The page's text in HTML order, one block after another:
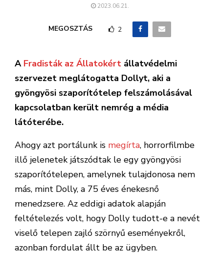
2023.06.21.
MEGOSZTÁS 2
A Fradisták az Állatokért állatvédelmi
szervezet meglátogatta Dollyt, aki a
gyöngyösi szaporítótelep felszámolásával
kapcsolatban került nemrég a média
látóterébe.
Ahogy azt portálunk is megírta, horrorfilmbe
illő jelenetek játszódtak le egy gyöngyösi
szaporítótelepen, amelynek tulajdonosa nem
más, mint Dolly, a 75 éves énekesnő
menedzsere. Az eddigi adatok alapján
feltételezés volt, hogy Dolly tudott-e a nevét
viselő telepen zajló szörnyű eseményekről,
azonban fordulat állt be az ügyben.